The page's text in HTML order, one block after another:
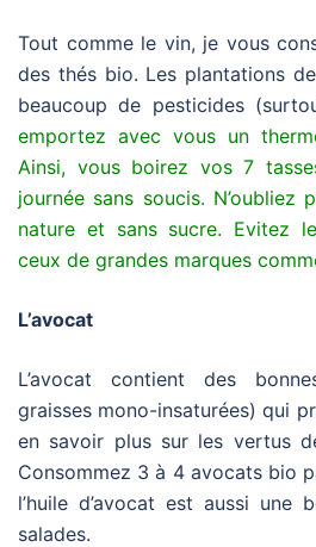
Tout comme le vin, je vous
des thés bio. Les plantations
beaucoup de pesticides
emportez avec vous un
Ainsi, vous boirez vos 7
journée sans soucis.
nature et sans sucre. Evitez
ceux de grandes marques
L’avocat
L’avocat contient des
graisses mono-insaturées) qui
en savoir plus sur les vertus
Consommez 3 à 4 avocats bio
l’huile d’avocat est aussi une
salades.